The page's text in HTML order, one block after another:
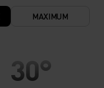
MAXIMUM
30°